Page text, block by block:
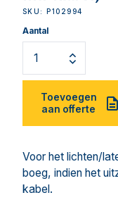
SKU: P102994
Aantal
Toevoegen
aan offerte
Voor het lichten/
boeg, indien het
kabel.